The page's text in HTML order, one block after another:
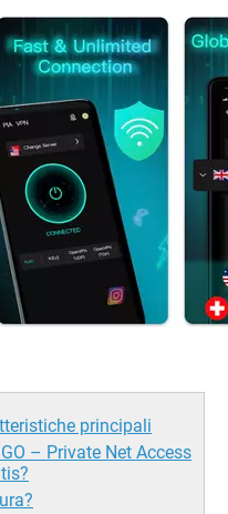
principali
– Private Net Access